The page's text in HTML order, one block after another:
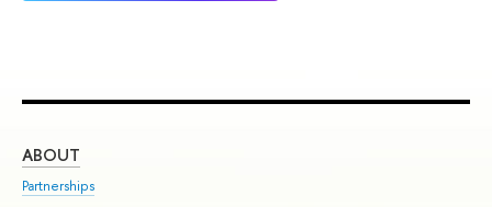
ABOUT
Partnerships